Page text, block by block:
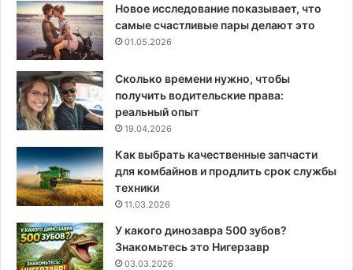
Новое исследование показывает, что
самые счастливые пары делают это
01.05.2026
Сколько времени нужно, чтобы
получить водительские права:
реальный опыт
19.04.2026
Как выбрать качественные запчасти
для комбайнов и продлить срок службы
техники
11.03.2026
У какого динозавра 500 зубов?
Знакомьтесь это Нигерзавр
03.03.2026